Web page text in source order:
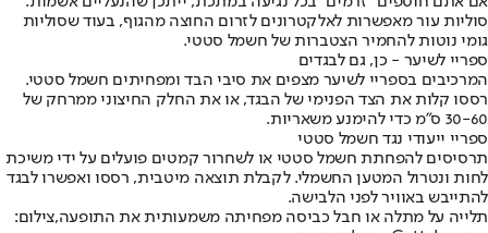
סוליות עור מאפשרות לאלקטרונים לזרום החוצה מהגוף, בעוד שסוליות
גומי נוטות להחמיר הצטברות של חשמל סטטי.
ספריי לשיער - כן, גם לבגדים
המרכיבים בספריי לשיער מצפים את סיבי הבד ומפחיתים חשמל סטטי.
רססו קלות את הצד הפנימי של הבגד, או את החלק החיצוני ממרחק של
30-60 ס"מ כדי להימנע משאריות.
ספריי ייעודי נגד חשמל סטטי
תרסיסים להפחתת חשמל סטטי או לשחרור קמטים פועלים על ידי משיכת
לחות ונטרול המטען החשמלי. לקבלת תוצאה מיטבית, רססו ואפשרו לבגד
להתייבש באוויר לפני הלבישה.
תלייה על מתלה או חבל כביסה מפחיתה משמעותית את התופעה,צילום: